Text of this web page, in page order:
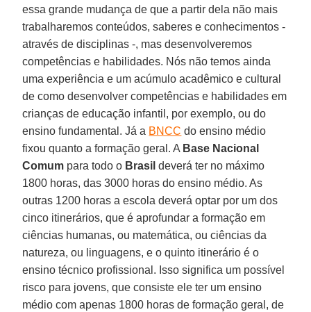
essa grande mudança de que a partir dela não mais
trabalharemos conteúdos, saberes e conhecimentos -
através de disciplinas -, mas desenvolveremos
competências e habilidades. Nós não temos ainda
uma experiência e um acúmulo acadêmico e cultural
de como desenvolver competências e habilidades em
crianças de educação infantil, por exemplo, ou do
ensino fundamental. Já a BNCC do ensino médio
fixou quanto a formação geral. A Base Nacional
Comum para todo o Brasil deverá ter no máximo
1800 horas, das 3000 horas do ensino médio. As
outras 1200 horas a escola deverá optar por um dos
cinco itinerários, que é aprofundar a formação em
ciências humanas, ou matemática, ou ciências da
natureza, ou linguagens, e o quinto itinerário é o
ensino técnico profissional. Isso significa um possível
risco para jovens, que consiste ele ter um ensino
médio com apenas 1800 horas de formação geral, de